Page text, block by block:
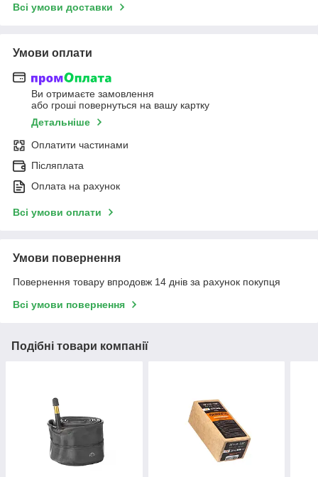
Всі умови доставки
Умови оплати
Ви отримаєте замовлення
або гроші повернуться на вашу картку
Детальніше
Оплатити частинами
Післяплата
Оплата на рахунок
Всі умови оплати
Умови повернення
Повернення товару впродовж 14 днів за рахунок покупця
Всі умови повернення
Подібні товари компанії